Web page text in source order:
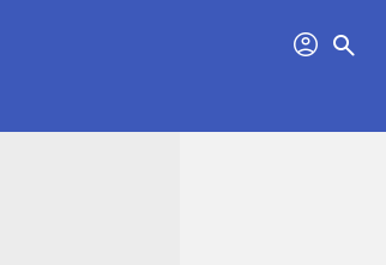
profil search